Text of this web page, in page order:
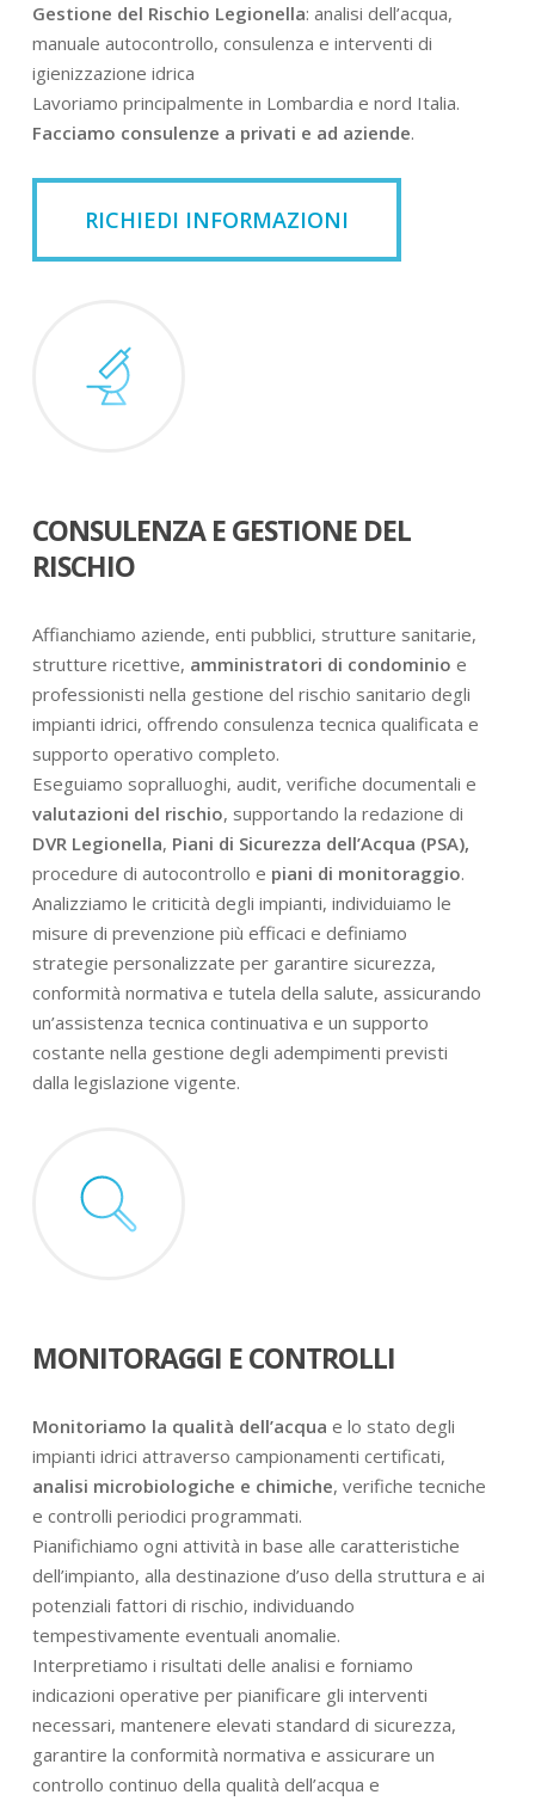
Gestione del Rischio Legionella: analisi dell’acqua,
manuale autocontrollo, consulenza e interventi di
igienizzazione idrica
Lavoriamo principalmente in Lombardia e nord Italia.
Facciamo consulenze a privati e ad aziende.
RICHIEDI INFORMAZIONI
CONSULENZA E GESTIONE DEL
RISCHIO
Affianchiamo aziende, enti pubblici, strutture sanitarie,
strutture ricettive, amministratori di condominio e
professionisti nella gestione del rischio sanitario degli
impianti idrici, offrendo consulenza tecnica qualificata e
supporto operativo completo.
Eseguiamo sopralluoghi, audit, verifiche documentali e
valutazioni del rischio, supportando la redazione di
DVR Legionella, Piani di Sicurezza dell’Acqua (PSA),
procedure di autocontrollo e piani di monitoraggio.
Analizziamo le criticità degli impianti, individuiamo le
misure di prevenzione più efficaci e definiamo
strategie personalizzate per garantire sicurezza,
conformità normativa e tutela della salute, assicurando
un’assistenza tecnica continuativa e un supporto
costante nella gestione degli adempimenti previsti
dalla legislazione vigente.
MONITORAGGI E CONTROLLI
Monitoriamo la qualità dell’acqua e lo stato degli
impianti idrici attraverso campionamenti certificati,
analisi microbiologiche e chimiche, verifiche tecniche
e controlli periodici programmati.
Pianifichiamo ogni attività in base alle caratteristiche
dell’impianto, alla destinazione d’uso della struttura e ai
potenziali fattori di rischio, individuando
tempestivamente eventuali anomalie.
Interpretiamo i risultati delle analisi e forniamo
indicazioni operative per pianificare gli interventi
necessari, mantenere elevati standard di sicurezza,
garantire la conformità normativa e assicurare un
controllo continuo della qualità dell’acqua e